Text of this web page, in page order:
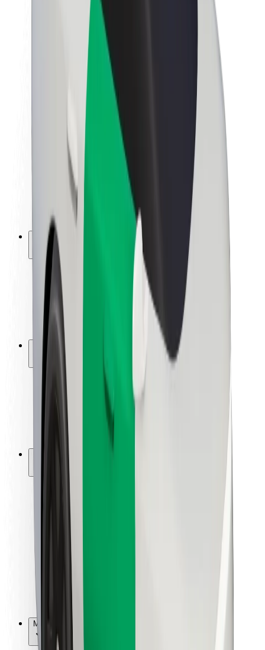
Bolt ja kestlikkus
Nullprojekt
Kaubamärgi suunised
Missioon
Investorsuhted
Juhtkond
Bränd
Meedia
Urban Fund
Ohutus
Sõitjate ohutus
Juhtide ohutus
Tõukerattaohutus
Safety Lab
Linnad
Asukohad
Lahendused linnadele
Lennujaamad
Bolti laadimisdokid
Juhtidele
Kulleritele
Bolt Food
Restoranidele
Bolt for Business
Muu